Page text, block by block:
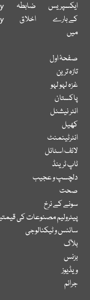
ایکسپریس
کے بارے
میں
ضابطہ
اخلاق
صفحۂ اول
تازہ ترین
غزہ لہو لہو
پاکستان
انٹر نیشنل
کھیل
انٹرٹینمنٹ
لائف اسٹائل
ٹاپ ٹرینڈ
دلچسپ و عجیب
صحت
سونے کے نرخ
پیٹرولیم مصنوعات کی
سائنس و ٹیکنالوجی
بلاگ
بزنس
ویڈیوز
جرائم